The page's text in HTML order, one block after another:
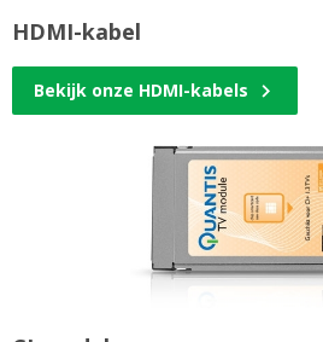
HDMI-kabel
Bekijk onze HDMI-kabels